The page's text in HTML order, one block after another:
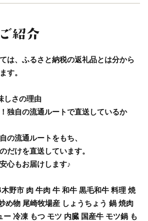
は、ふるさと納税の返礼品とは分から
す。
しさの理由
独自の流通ルートで直送しているか
の流通ルートをもち、
だけを直送しています。
心もお届けします♪
木野市 肉 牛肉 牛 和牛 黒毛和牛 料理 焼
め物 尾崎牧場産 しょうちょう 鍋 焼肉
ー 冷凍 もつ モツ 内臓 国産牛 モツ鍋 も